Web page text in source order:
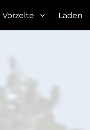
Dietz
Vorzelte Laden